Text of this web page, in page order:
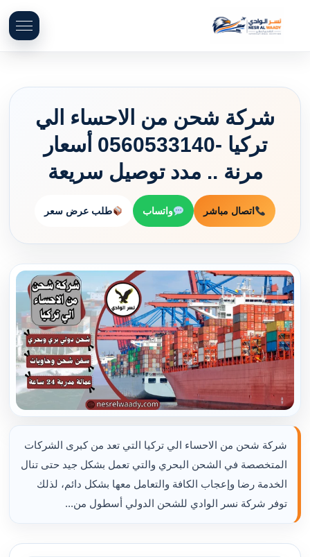
شركة شحن من الاحساء الي
تركيا -0560533140 أسعار
مرنة .. مدد توصيل سريعة
اتصال مباشر واتساب طلب عرض سعر
شركة شحن من الاحساء الي تركيا التي تعد من كبرى الشركات
المتخصصة في الشحن البحري والتي تعمل بشكل جيد حتى تنال
الخدمة رضا وإعجاب الكافة والتعامل معها بشكل دائم، لذلك
توفر شركة نسر الوادي للشحن الدولي أسطول من...